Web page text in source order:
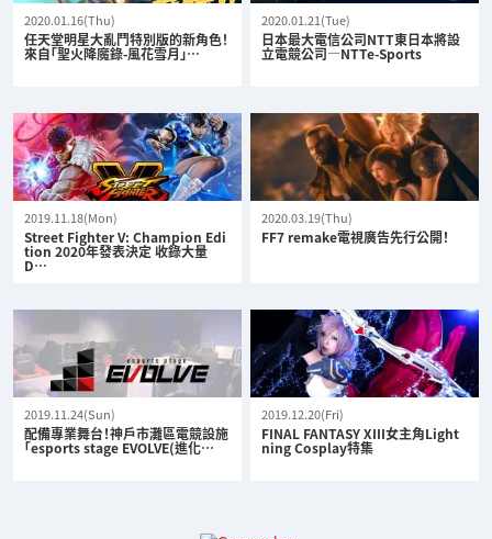
2020.01.16(Thu)
任天堂明星大亂鬥特別版的新角色！
來自「聖火降魔錄-風花雪月」…
2020.01.21(Tue)
日本最大電信公司NTT東日本將設
立電競公司—NTTe-Sports
2019.11.18(Mon)
Street Fighter V: Champion Edi
tion 2020年發表決定 收錄大量
D…
2020.03.19(Thu)
FF7 remake電視廣告先行公開！
2019.11.24(Sun)
配備專業舞台！神戶市灘區電競設施
「esports stage EVOLVE(進化…
2019.12.20(Fri)
FINAL FANTASY XIII女主角Light
ning Cosplay特集